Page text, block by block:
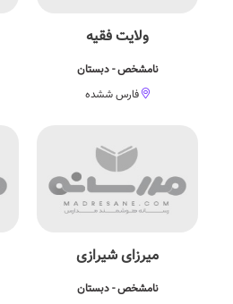
ولایت فقیه
نامشخص - دبستان
فارس ششده
میرزای شیرازی
نامشخص - دبستان